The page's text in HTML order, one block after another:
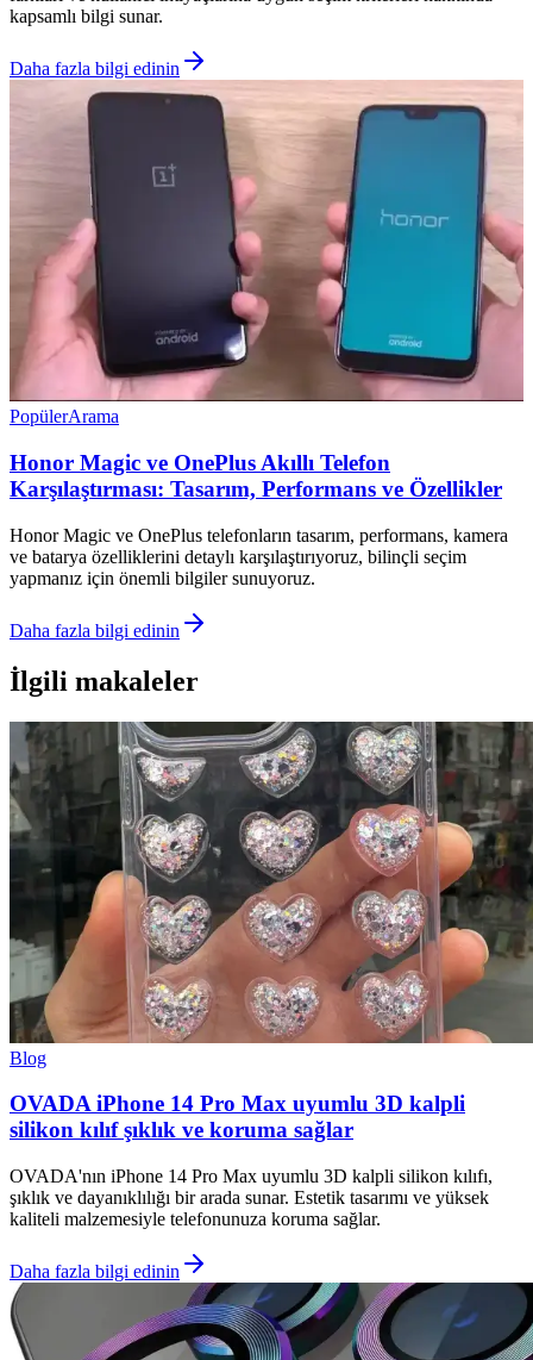
kapsamlı bilgi sunar.
Daha fazla bilgi edinin
PopülerArama
Honor Magic ve OnePlus Akıllı Telefon
Karşılaştırması: Tasarım, Performans ve Özellikler
Honor Magic ve OnePlus telefonların tasarım, performans, kamera
ve batarya özelliklerini detaylı karşılaştırıyoruz, bilinçli seçim
yapmanız için önemli bilgiler sunuyoruz.
Daha fazla bilgi edinin
İlgili makaleler
Blog
OVADA iPhone 14 Pro Max uyumlu 3D kalpli
silikon kılıf şıklık ve koruma sağlar
OVADA'nın iPhone 14 Pro Max uyumlu 3D kalpli silikon kılıfı,
şıklık ve dayanıklılığı bir arada sunar. Estetik tasarımı ve yüksek
kaliteli malzemesiyle telefonunuza koruma sağlar.
Daha fazla bilgi edinin